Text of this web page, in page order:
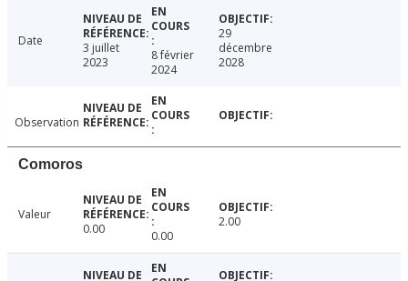
Date
3 juillet
2023
8 février
2024
29
décembre
2028
Observation
Comoros
Valeur
0.00
0.00
2.00